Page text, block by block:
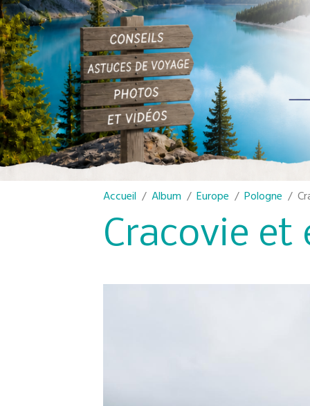
Accueil Album Europe Pologne
Cracovie et